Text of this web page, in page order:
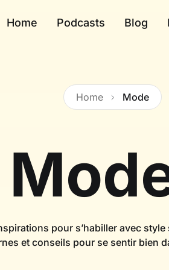
Home Podcasts Blog
Home Mode
pour s’habiller avec
et conseils pour se sentir bien